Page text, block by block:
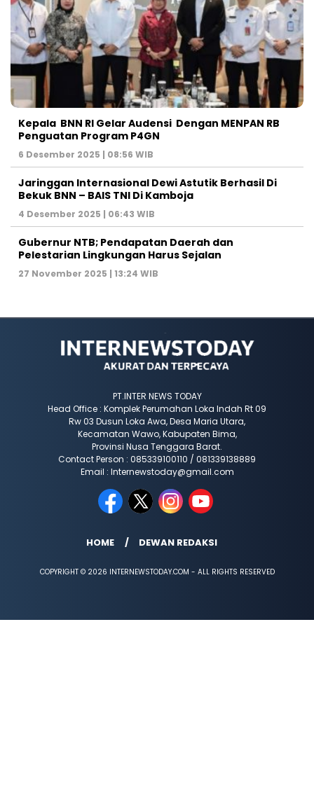
Kepala BNN RI Gelar Audensi Dengan MENPAN RB
Penguatan Program P4GN
6 Desember 2025 | 08:56 WIB
Jaringgan Internasional Dewi Astutik Berhasil Di
Bekuk BNN – BAIS TNI Di Kamboja
4 Desember 2025 | 06:43 WIB
Gubernur NTB; Pendapatan Daerah dan
Pelestarian Lingkungan Harus Sejalan
27 November 2025 | 13:24 WIB
PT.INTER NEWS TODAY
Head Office : Komplek Perumahan Loka Indah Rt 09
Rw 03 Dusun Loka Awa, Desa Maria Utara,
Kecamatan Wawo, Kabupaten Bima,
Provinsi Nusa Tenggara Barat.
Contact Person : 085339100110 / 081339138889
Email : Internewstoday@gmail.com
HOME DEWAN REDAKSI
COPYRIGHT © 2026 INTERNEWSTODAY.COM - ALL RIGHTS RESERVED